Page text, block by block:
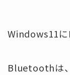
Windows11
Bluetoothは